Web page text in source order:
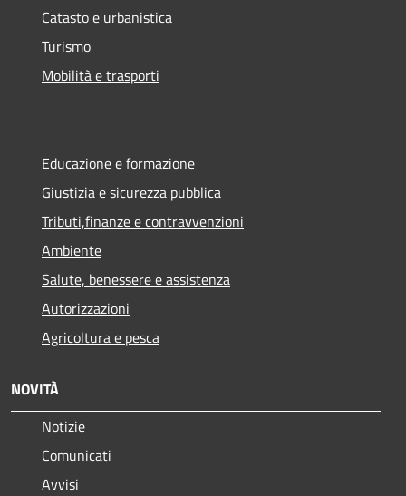
Catasto e urbanistica
Turismo
Mobilità e trasporti
Educazione e formazione
Giustizia e sicurezza pubblica
Tributi,finanze e contravvenzioni
Ambiente
Salute, benessere e assistenza
Autorizzazioni
Agricoltura e pesca
NOVITÀ
Notizie
Comunicati
Avvisi